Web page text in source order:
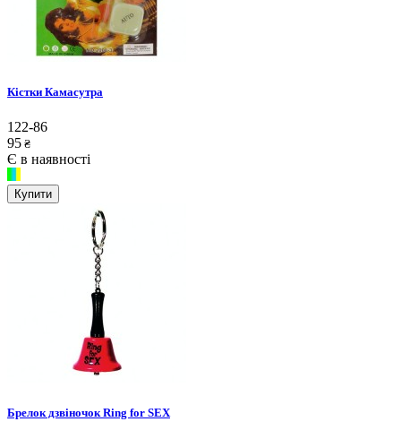
Кістки Камасутра
122-86
95 ₴
Є в наявності
Купити
Брелок дзвіночок Ring for SEX